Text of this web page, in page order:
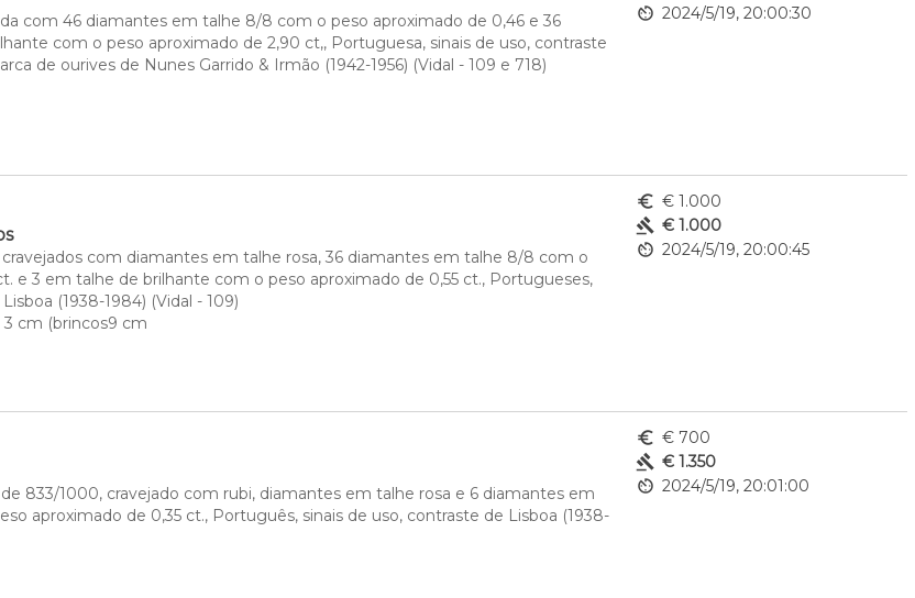
com 46 diamantes em talhe 8/8 com o peso aproximado de 0,46 e 36
com o peso aproximado de 2,90 ct,, Portuguesa, sinais de uso, contraste
de ourives de Nunes Garrido & Irmão (1942-1956) (Vidal - 109 e 718)
av_timer 2024/5/19, 20:00:30
com diamantes em talhe rosa, 36 diamantes em talhe 8/8 com o
e 3 em talhe de brilhante com o peso aproximado de 0,55 ct., Portugueses,
(1938-1984) (Vidal - 109)
3 cm (brincos9 cm
euro_symbol € 1.000
gavel € 1.000
av_timer 2024/5/19, 20:00:45
833/1000, cravejado com rubi, diamantes em talhe rosa e 6 diamantes em
aproximado de 0,35 ct., Português, sinais de uso, contraste de Lisboa (1938-
euro_symbol € 700
gavel € 1.350
av_timer 2024/5/19, 20:01:00